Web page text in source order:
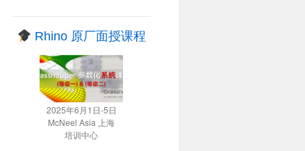
Rhino 原厂面授课程
2025年6月1日-5日
McNeel Asia 上海
培训中心